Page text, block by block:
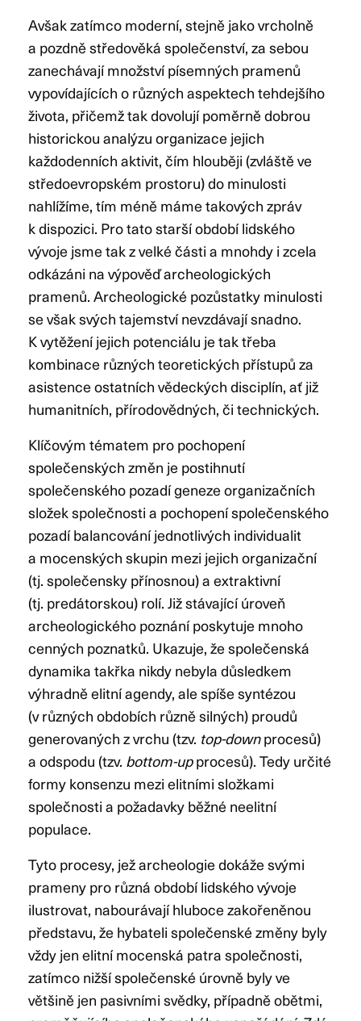
Avšak zatímco moderní, stejně jako vrcholně
a pozdně středověká společenství, za sebou
zanechávají množství písemných pramenů
vypovídajících o různých aspektech tehdejšího
života, přičemž tak dovolují poměrně dobrou
historickou analýzu organizace jejich
každodenních aktivit, čím hlouběji (zvláště ve
středoevropském prostoru) do minulosti
nahlížíme, tím méně máme takových zpráv
k dispozici. Pro tato starší období lidského
vývoje jsme tak z velké části a mnohdy i zcela
odkázáni na výpověď archeologických
pramenů. Archeologické pozůstatky minulosti
se však svých tajemství nevzdávají snadno.
K vytěžení jejich potenciálu je tak třeba
kombinace různých teoretických přístupů za
asistence ostatních vědeckých disciplín, ať již
humanitních, přírodovědných, či technických.
Klíčovým tématem pro pochopení
společenských změn je postihnutí
společenského pozadí geneze organizačních
složek společnosti a pochopení společenského
pozadí balancování jednotlivých individualit
a mocenských skupin mezi jejich organizační
(tj. společensky přínosnou) a extraktivní
(tj. predátorskou) rolí. Již stávající úroveň
archeologického poznání poskytuje mnoho
cenných poznatků. Ukazuje, že společenská
dynamika takřka nikdy nebyla důsledkem
výhradně elitní agendy, ale spíše syntézou
(v různých obdobích různě silných) proudů
generovaných z vrchu (tzv. top-downprocesů)
a odspodu (tzv. bottom-upprocesů). Tedy určité
formy konsenzu mezi elitními složkami
společnosti a požadavky běžné neelitní
populace.
Tyto procesy, jež archeologie dokáže svými
prameny pro různá období lidského vývoje
ilustrovat, nabourávají hluboce zakořeněnou
představu, že hybateli společenské změny byly
vždy jen elitní mocenská patra společnosti,
zatímco nižší společenské úrovně byly ve
většině jen pasivními svědky, případně obětmi,